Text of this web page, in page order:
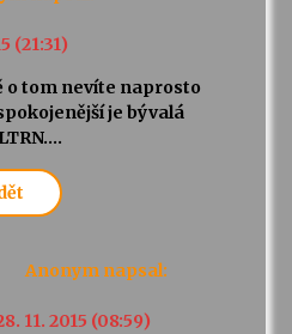
– Malovaný svět
(21:31)
o tom nevíte naprosto
je bývalá
Anonym napsal:
11. 2015 (08:59)